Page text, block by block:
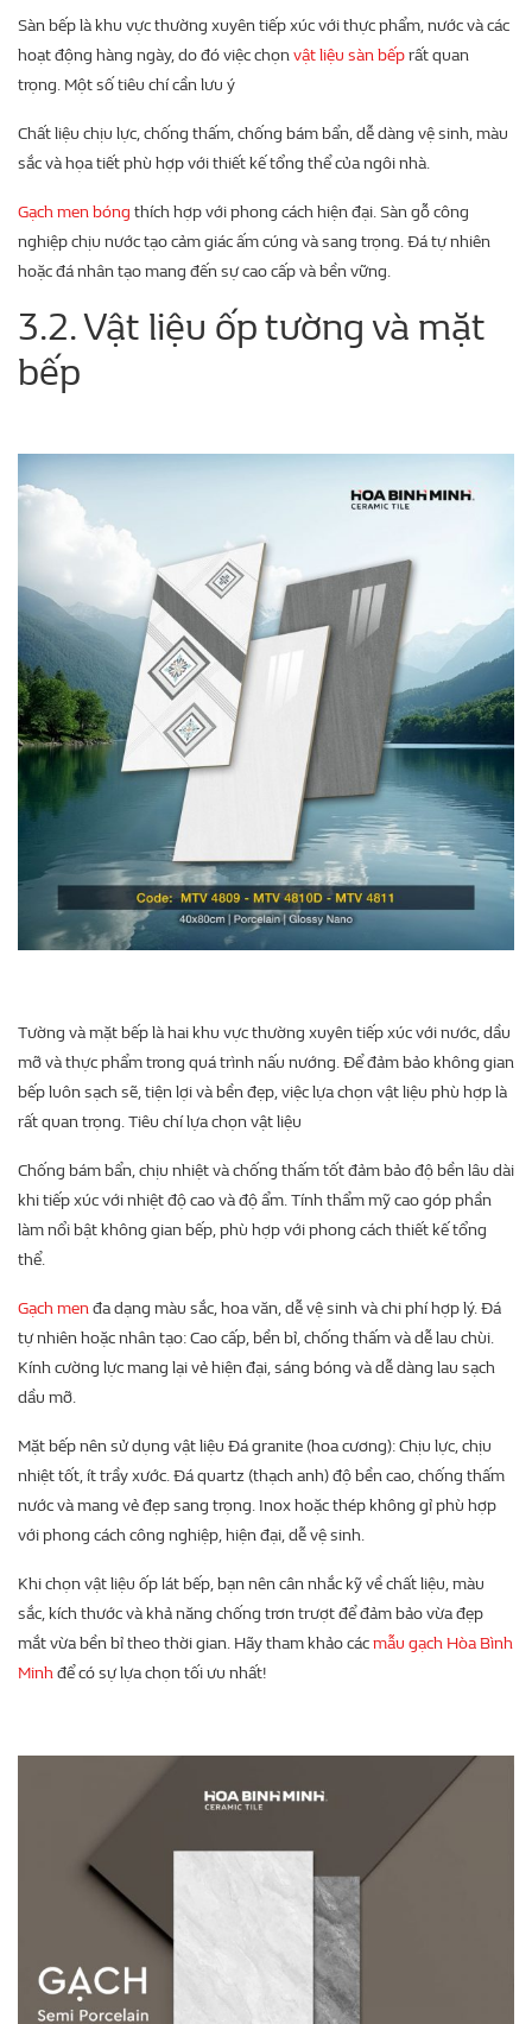
Sàn bếp là khu vực thường xuyên tiếp xúc với thực phẩm, nước và các
hoạt động hàng ngày, do đó việc chọnvật liệu sàn bếprất quan
trọng. Một số tiêu chí cần lưu ý
Chất liệu chịu lực, chống thấm, chống bám bẩn, dễ dàng vệ sinh, màu
sắc và họa tiết phù hợp với thiết kế tổng thể của ngôi nhà.
Gạch men bóng thích hợp với phong cách hiện đại. Sàn gỗ công
nghiệp chịu nước tạo cảm giác ấm cúng và sang trọng. Đá tự nhiên
hoặc đá nhân tạo mang đến sự cao cấp và bền vững.
3.2. Vật liệu ốp tường và mặt
bếp
Tường và mặt bếp là hai khu vực thường xuyên tiếp xúc với nước, dầu
mỡ và thực phẩm trong quá trình nấu nướng. Để đảm bảo không gian
bếp luôn sạch sẽ, tiện lợi và bền đẹp, việc lựa chọn vật liệu phù hợp là
rất quan trọng. Tiêu chí lựa chọn vật liệu
Chống bám bẩn, chịu nhiệt và chống thấm tốt đảm bảo độ bền lâu dài
khi tiếp xúc với nhiệt độ cao và độ ẩm. Tính thẩm mỹ cao góp phần
làm nổi bật không gian bếp, phù hợp với phong cách thiết kế tổng
thể.
Gạch menđa dạng màu sắc, hoa văn, dễ vệ sinh và chi phí hợp lý. Đá
tự nhiên hoặc nhân tạo: Cao cấp, bền bỉ, chống thấm và dễ lau chùi.
Kính cường lực mang lại vẻ hiện đại, sáng bóng và dễ dàng lau sạch
dầu mỡ.
Mặt bếp nên sử dụng vật liệu Đá granite (hoa cương): Chịu lực, chịu
nhiệt tốt, ít trầy xước. Đá quartz (thạch anh) độ bền cao, chống thấm
nước và mang vẻ đẹp sang trọng. Inox hoặc thép không gỉ phù hợp
với phong cách công nghiệp, hiện đại, dễ vệ sinh.
Khi chọn vật liệu ốp lát bếp, bạn nên cân nhắc kỹ về chất liệu, màu
sắc, kích thước và khả năng chống trơn trượt để đảm bảo vừa đẹp
mắt vừa bền bỉ theo thời gian. Hãy tham khảo cácmẫu gạch Hòa Bình
Minhđể có sự lựa chọn tối ưu nhất!